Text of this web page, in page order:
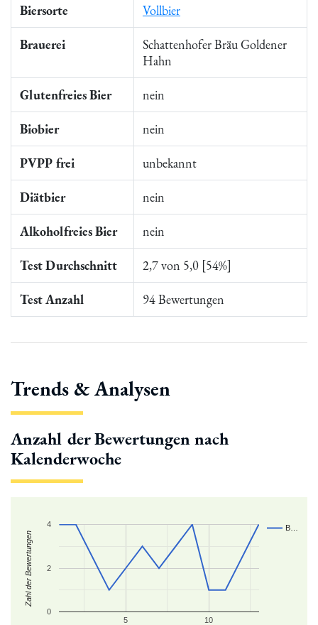
Biersorte Vollbier
Brauerei
Schattenhofer Bräu Goldener
Hahn
Glutenfreies Bier nein
Biobier nein
PVPP frei unbekannt
Diätbier nein
Alkoholfreies Bier nein
Test Durchschnitt 2,7 von 5,0 [54%]
Test Anzahl 94 Bewertungen
Trends & Analysen
Anzahl der Bewertungen nach
Kalenderwoche
B…
5 10
0
2
4
Zahl der Bewertungen